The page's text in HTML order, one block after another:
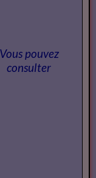
Vous pouvez
consulter